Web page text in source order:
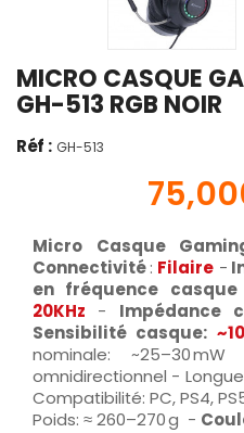
MICRO CASQUE
GH-513 RGB NOIR
Réf : GH-513
Micro Casque
Connectivité: Filaire -
en fréquence
20KHz - Impédance
Sensibilité casque:
nominale: ~25–30
omnidirectionnel -
Compatibilité: PC, PS4,
Poids: ≈ 260–270 g -